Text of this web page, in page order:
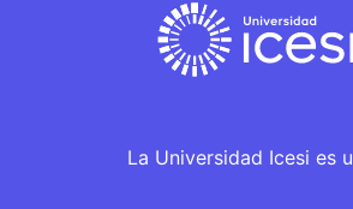
La Universidad Icesi es